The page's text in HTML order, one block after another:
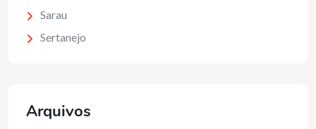
Sarau
Sertanejo
Arquivos